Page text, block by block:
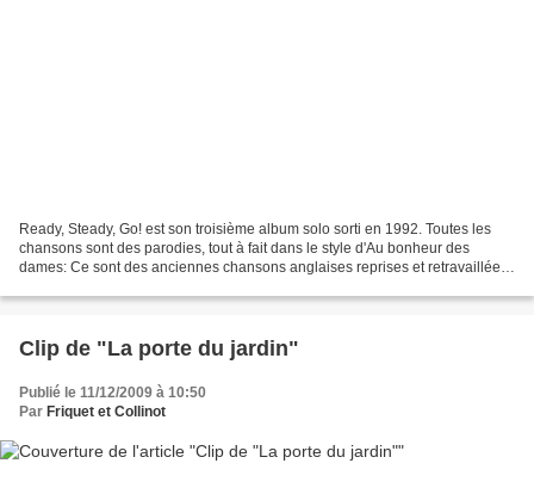
Ready, Steady, Go! est son troisième album solo sorti en 1992. Toutes les
chansons sont des parodies, tout à fait dans le style d'Au bonheur des
dames: Ce sont des anciennes chansons anglaises reprises et retravaillées
Clip de "La porte du jardin"
Publié le 11/12/2009 à 10:50
Par Friquet et Collinot